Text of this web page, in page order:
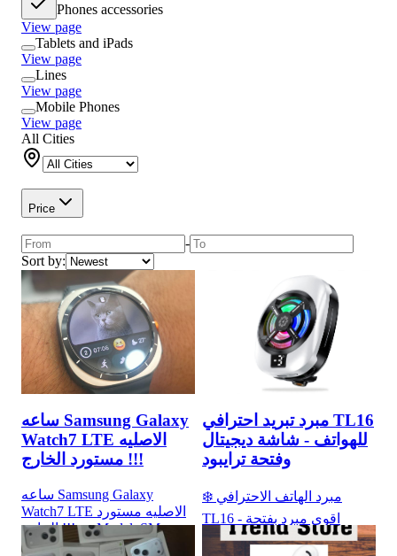
Phones accessories
View page
Tablets and iPads
View page
Lines
View page
Mobile Phones
View page
All Cities
Price
-
Sort by:
ساعه Samsung Galaxy
Watch7 LTE الاصليه
مستورد الخارج !!!
ساعه Samsung Galaxy
Watch7 LTE الاصليه مستورد
الخارج !!! 🔹 Model: SM-
L705F 🔹 اللون: Titanium
مبرد تبريد احترافي TL16
للهواتف - شاشة ديجيتال
وفتحة ترايبود
❄️ مبرد الهاتف الاحترافي
TL16 - اقوى مبرد بفتحة
ترايبود وشاشة ديجيتال ❄️